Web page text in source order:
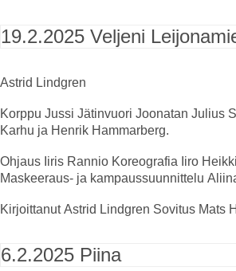
19.2.2025 Veljeni
Astrid Lindgren
Korppu Jussi Jätinvuori Joonatan Julius
Karhu ja Henrik Hammarberg.
Ohjaus Iiris Rannio Koreografia Iiro
Maskeeraus- ja kampaussuunnittelu
KirjoittanutAstrid Lindgren Sovitus Mats
6.2.2025 Piina